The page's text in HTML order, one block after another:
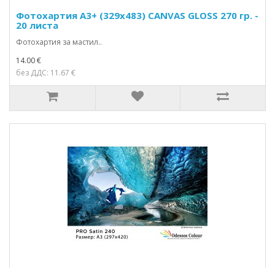
Фотохартия А3+ (329x483) CANVAS GLOSS 270 гр. -
20 листа
Фотохартия за мастил..
14.00 €
без ДДС: 11.67 €